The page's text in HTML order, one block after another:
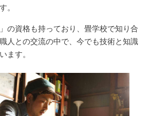
。
の資格も持っており、畳学校で知り合
人との交流の中で、今でも技術と知識
ます。